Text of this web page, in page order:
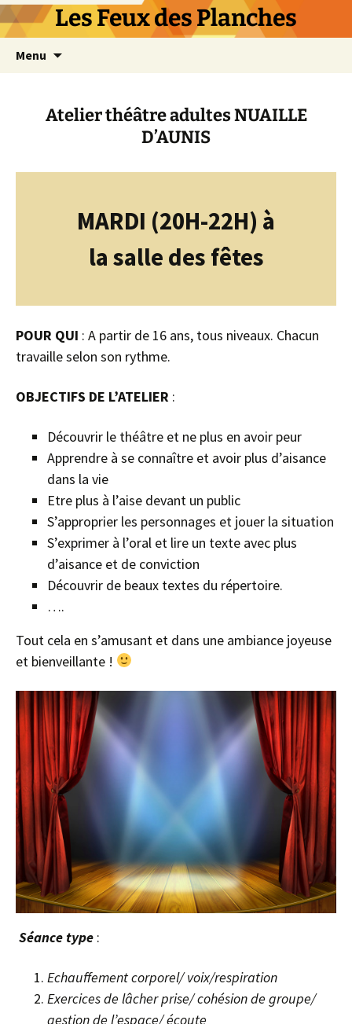
Les Feux des Planches
Menu
Atelier théâtre adultes NUAILLE
D’AUNIS
MARDI (20H-22H) à
la salle des fêtes
POUR QUI : A partir de 16 ans, tous niveaux. Chacun
travaille selon son rythme.
OBJECTIFS DE L’ATELIER :
Découvrir le théâtre et ne plus en avoir peur
Apprendre à se connaître et avoir plus d’aisance
dans la vie
Etre plus à l’aise devant un public
S’approprier les personnages et jouer la situation
S’exprimer à l’oral et lire un texte avec plus
d’aisance et de conviction
Découvrir de beaux textes du répertoire.
….
Tout cela en s’amusant et dans une ambiance joyeuse
et bienveillante !
Séance type :
Echauffement corporel/ voix/respiration
Exercices de lâcher prise/ cohésion de groupe/
gestion de l’espace/ écoute